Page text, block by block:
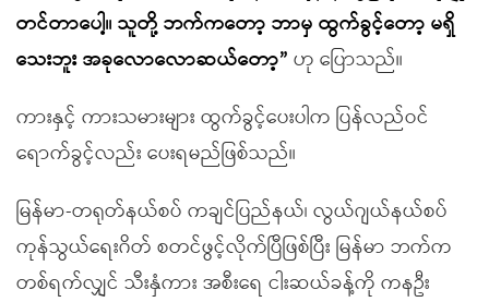
တင်တာပေါ့။ သူတို့ ဘက်ကတော့ ဘာမှ ထွက်ခွင့်တော့ မရှိ
သေးဘူး အခုလောလောဆယ်တော့” ဟု ပြောသည်။
ကားနှင့် ကားသမားများ ထွက်ခွင့်ပေးပါက ပြန်လည်ဝင်
ရောက်ခွင့်လည်း ပေးရမည်ဖြစ်သည်။
မြန်မာ-တရုတ်နယ်စပ် ကချင်ပြည်နယ်၊ လွယ်ဂျယ်နယ်စပ်
ကုန်သွယ်ရေးဂိတ် စတင်ဖွင့်လိုက်ပြီဖြစ်ပြီး မြန်မာ ဘက်က
တစ်ရက်လျှင် သီးနှံကား အစီးရေ ငါးဆယ်ခန့်ကို ကနဦး